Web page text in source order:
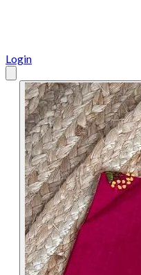
Login